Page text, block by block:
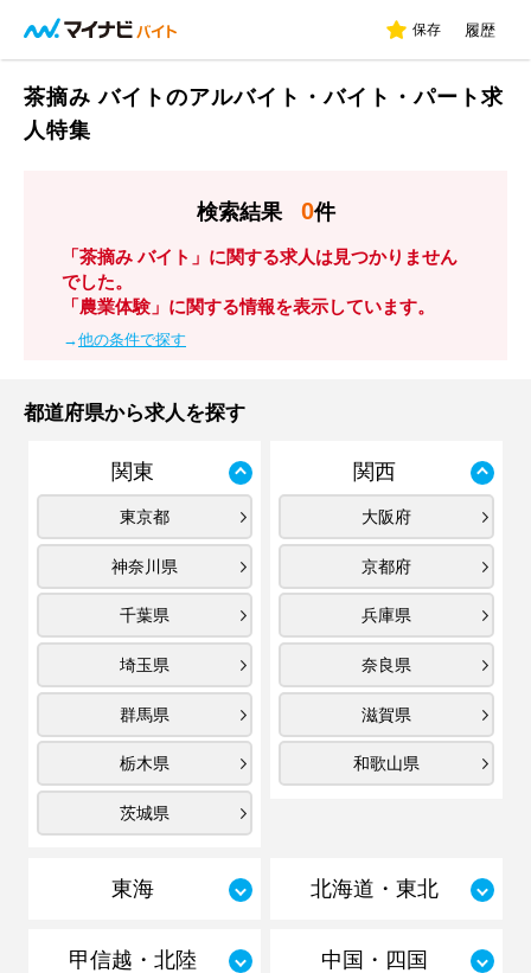
保存 履歴
茶摘み バイトのアルバイト・バイト・パート求
人特集
検索結果 0件
「茶摘み バイト」に関する求人は見つかりません
でした。
「農業体験」に関する情報を表示しています。
→他の条件で探す
都道府県から求人を探す
関東
東京都
神奈川県
千葉県
埼玉県
群馬県
栃木県
茨城県
関西
大阪府
京都府
兵庫県
奈良県
滋賀県
和歌山県
東海 北海道・東北
甲信越・北陸 中国・四国